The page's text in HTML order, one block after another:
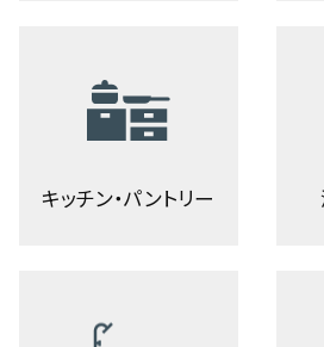
キッチン・パントリー